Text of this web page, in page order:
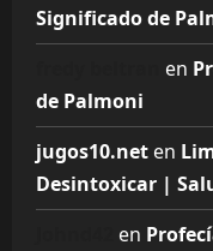
Significado de
en
de Palmoni
jugos10.net en
Desintoxicar |
en